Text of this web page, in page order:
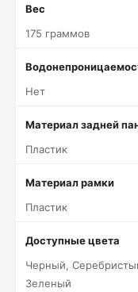
Вес
175 граммов
Нет
Материал задней
Пластик
Материал рамки
Пластик
Доступные цвета
Черный,
Зеленый